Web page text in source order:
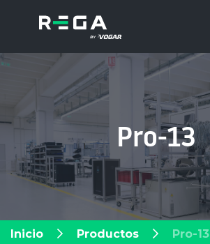
Pro-13
Inicio Productos Pro-13